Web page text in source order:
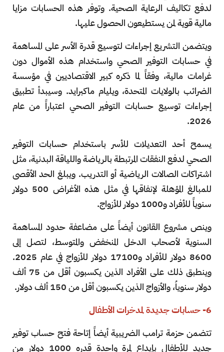
لدفع تكاليف الرعاية الصحية. وتوفر هذه الحسابات مزايا
مالية قوية لمن يستطيعون الحصول عليها.
ويتضمن التشريع إجراءات لتوسيع قدرة الأسر على المساهمة
في حسابات التوفير الصحي واستخدام هذه الأموال دون
غرامات مالية، وفقاً لما ذكره كبير الاقتصاديين في مؤسسة
الضرائب بالولايات المتحدة، ويليام ماكبرايد. وسيبدأ تطبيق
إجراءات توسيع حسابات التوفير الصحي اعتباراً من عام
2026.
يسمح أحد التعديلات للأسر باستخدام حسابات التوفير
الصحي لدفع النفقات المرتبطة بالرياضة واللياقة البدنية، مثل
اشتراكات الصالات الرياضية أو التدريب. ويبلغ الحد الأقصى
للمبالغ المؤهلة لإنفاقها في مثل هذه الأغراض 500 دولار
سنوياً للأفراد و1000 دولار للأزواج.
وينص مشروع القانون أيضاً على مضاعفة حدود المساهمة
السنوية لأصحاب الدخل المنخفض والمتوسط، لتصل إلى
8600 دولار للأفراد و17100 دولار للأزواج في عام 2025.
وينطبق ذلك على الأفراد الذين يكسبون أقل من 75 ألف
دولار سنوياُ، والأزواج الذين يكسبون أقل من 150 ألف دولار.
6- حسابات جديدة لمدخرات الأطفال
تتضمن حزمة ترامب الضريبية أيضاً إتاحة فتح حساب توفير
جديد للأطفال بإيداع لمرة واحدة قدره 1000 دولار من